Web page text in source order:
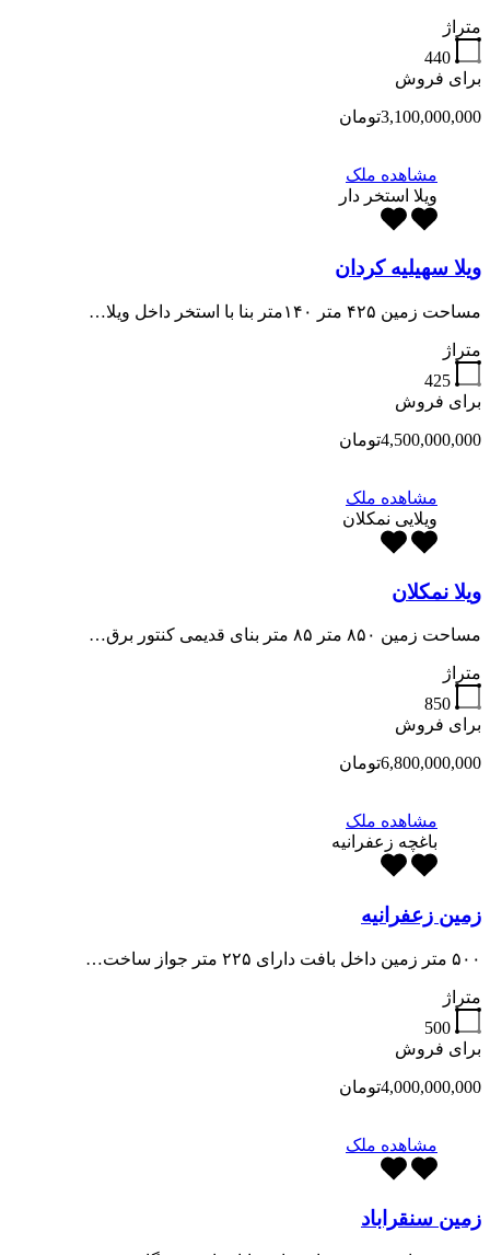
متراژ
440
برای فروش
3,100,000,000تومان
مشاهده ملک
ویلا استخر دار
ویلا سهیلیه کردان
مساحت زمین ۴۲۵ متر ۱۴۰متر بنا با استخر داخل ویلا…
متراژ
425
برای فروش
4,500,000,000تومان
مشاهده ملک
ویلایی نمکلان
ویلا نمکلان
مساحت زمین ۸۵۰ متر ۸۵ متر بنای قدیمی کنتور برق…
متراژ
850
برای فروش
6,800,000,000تومان
مشاهده ملک
باغچه زعفرانیه
زمین زعفرانیه
۵۰۰ متر زمین داخل بافت دارای ۲۲۵ متر جواز ساخت…
متراژ
500
برای فروش
4,000,000,000تومان
مشاهده ملک
زمین سنقراباد